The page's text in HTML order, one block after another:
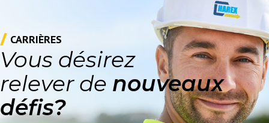
CARRIÈRES
Vous désirez
relever de nouveaux
défis?